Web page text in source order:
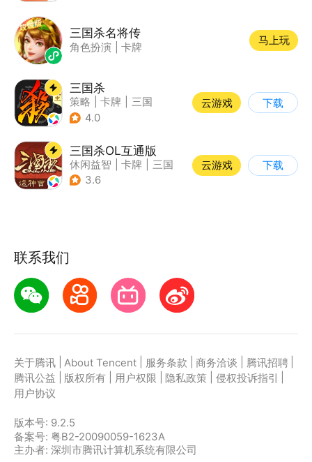
三国杀名将传
角色扮演 卡牌
马上玩
三国杀
策略 卡牌
三国
| 三国杀
4.0
云游戏 下载
三国杀OL互通版
休闲益智 卡牌
三国
| 三国杀
3.6
云游戏 下载
联系我们
关于腾讯 About Tencent 服务条款 商务洽谈 腾讯招聘
腾讯公益
版权所有 用户权限 隐私政策 侵权投诉指引
用户协议
版本号: 9.2.5
备案号: 粤B2-20090059-1623A
主办者: 深圳市腾讯计算机系统有限公司